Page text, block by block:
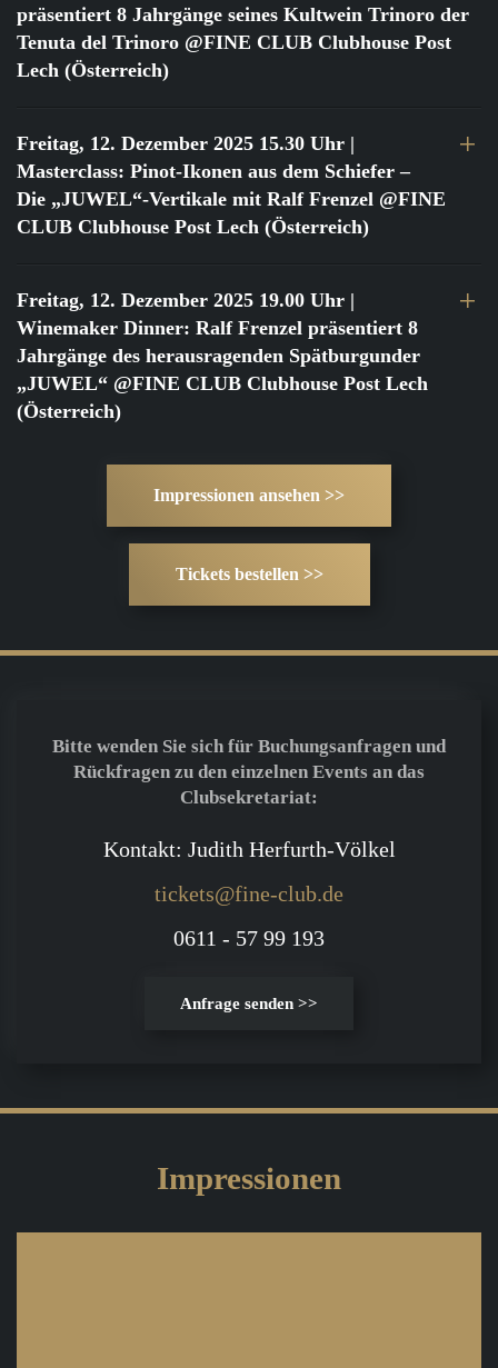
präsentiert 8 Jahrgänge seines Kultwein Trinoro der
Tenuta del Trinoro @FINE CLUB Clubhouse Post
Lech (Österreich)
Freitag, 12. Dezember 2025 15.30 Uhr |
Masterclass: Pinot-Ikonen aus dem Schiefer –
Die „JUWEL“-Vertikale mit Ralf Frenzel @FINE
CLUB Clubhouse Post Lech (Österreich)
Freitag, 12. Dezember 2025 19.00 Uhr |
Winemaker Dinner: Ralf Frenzel präsentiert 8
Jahrgänge des herausragenden Spätburgunder
„JUWEL“ @FINE CLUB Clubhouse Post Lech
(Österreich)
Impressionen ansehen >>
Tickets bestellen >>
Bitte wenden Sie sich für Buchungsanfragen und
Rückfragen zu den einzelnen Events an das
Clubsekretariat:
Kontakt: Judith Herfurth-Völkel
tickets@fine-club.de
0611 - 57 99 193
Anfrage senden >>
Impressionen